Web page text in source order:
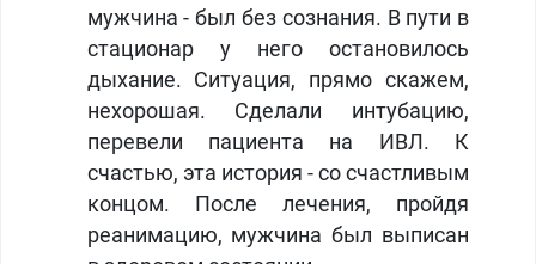
мужчина - был без сознания. В пути в
стационар у него остановилось
дыхание. Ситуация, прямо скажем,
нехорошая. Сделали интубацию,
перевели пациента на ИВЛ. К
счастью, эта история - со счастливым
концом. После лечения, пройдя
реанимацию, мужчина был выписан